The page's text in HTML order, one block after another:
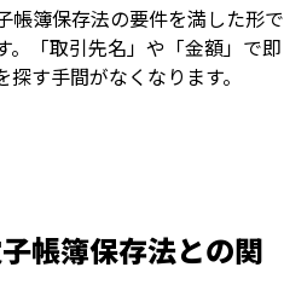
帳簿保存法の要件を満した形で
。「取引先名」や「金額」で即
す手間がなくなります。
帳簿保存法との関